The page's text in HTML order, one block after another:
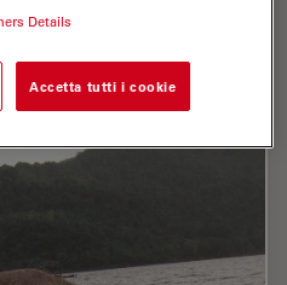
Details
Accetta tutti i cookie